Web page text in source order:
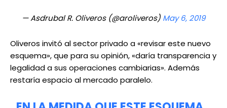
— Asdrubal R. Oliveros (@aroliveros) May 6, 2019
Oliveros invitó al sector privado a «revisar este nuevo
esquema», que para su opinión, «daría transparencia y
legalidad a sus operaciones cambiarias». Además
restaría espacio al mercado paralelo.